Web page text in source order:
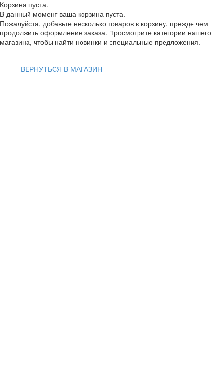
Корзина пуста.
В данный момент ваша корзина пуста.
Пожалуйста, добавьте несколько товаров в корзину, прежде чем
продолжить оформление заказа. Просмотрите категории нашего
магазина, чтобы найти новинки и специальные предложения.
ВЕРНУТЬСЯ В МАГАЗИН